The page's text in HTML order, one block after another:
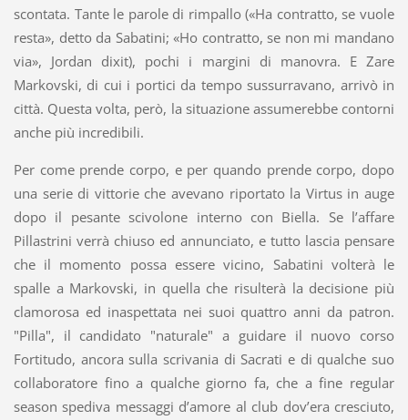
scontata. Tante le parole di rimpallo («Ha contratto, se vuole
resta», detto da Sabatini; «Ho contratto, se non mi mandano
via», Jordan dixit), pochi i margini di manovra. E Zare
Markovski, di cui i portici da tempo sussurravano, arrivò in
città. Questa volta, però, la situazione assumerebbe contorni
anche più incredibili.
Per come prende corpo, e per quando prende corpo, dopo
una serie di vittorie che avevano riportato la Virtus in auge
dopo il pesante scivolone interno con Biella. Se l’affare
Pillastrini verrà chiuso ed annunciato, e tutto lascia pensare
che il momento possa essere vicino, Sabatini volterà le
spalle a Markovski, in quella che risulterà la decisione più
clamorosa ed inaspettata nei suoi quattro anni da patron.
"Pilla", il candidato "naturale" a guidare il nuovo corso
Fortitudo, ancora sulla scrivania di Sacrati e di qualche suo
collaboratore fino a qualche giorno fa, che a fine regular
season spediva messaggi d’amore al club dov’era cresciuto,